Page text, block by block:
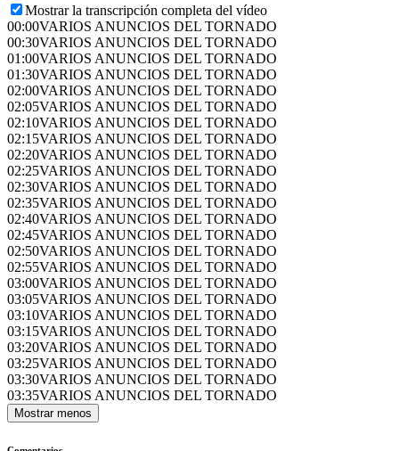
Mostrar la transcripción completa del vídeo
00:00VARIOS ANUNCIOS DEL TORNADO
00:30VARIOS ANUNCIOS DEL TORNADO
01:00VARIOS ANUNCIOS DEL TORNADO
01:30VARIOS ANUNCIOS DEL TORNADO
02:00VARIOS ANUNCIOS DEL TORNADO
02:05VARIOS ANUNCIOS DEL TORNADO
02:10VARIOS ANUNCIOS DEL TORNADO
02:15VARIOS ANUNCIOS DEL TORNADO
02:20VARIOS ANUNCIOS DEL TORNADO
02:25VARIOS ANUNCIOS DEL TORNADO
02:30VARIOS ANUNCIOS DEL TORNADO
02:35VARIOS ANUNCIOS DEL TORNADO
02:40VARIOS ANUNCIOS DEL TORNADO
02:45VARIOS ANUNCIOS DEL TORNADO
02:50VARIOS ANUNCIOS DEL TORNADO
02:55VARIOS ANUNCIOS DEL TORNADO
03:00VARIOS ANUNCIOS DEL TORNADO
03:05VARIOS ANUNCIOS DEL TORNADO
03:10VARIOS ANUNCIOS DEL TORNADO
03:15VARIOS ANUNCIOS DEL TORNADO
03:20VARIOS ANUNCIOS DEL TORNADO
03:25VARIOS ANUNCIOS DEL TORNADO
03:30VARIOS ANUNCIOS DEL TORNADO
03:35VARIOS ANUNCIOS DEL TORNADO
Mostrar menos